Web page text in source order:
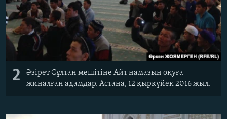
2
Әзірет Сұлтан мешітіне Айт намазын оқуға
жиналған адамдар. Астана, 12 қыркүйек 2016 жыл.